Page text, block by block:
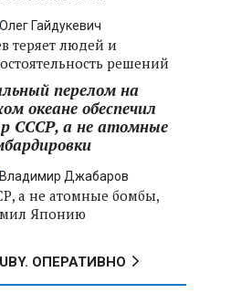
Олег Гайдукевич
теряет людей и
решений
перелом на
океане обеспечил
СССР, а не атомные
Владимир Джабаров
а не атомные бомбы,
Японию
ОПЕРАТИВНО